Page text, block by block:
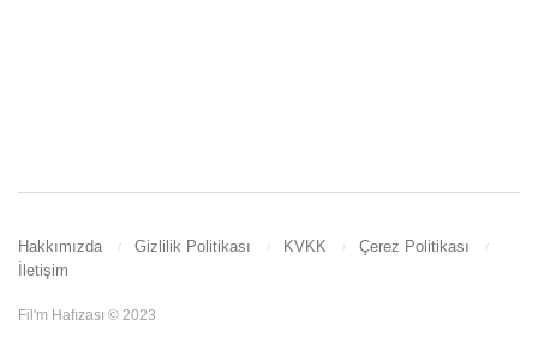
Hakkımızda Gizlilik Politikası KVKK
Çerez Politikası
İletişim
Fil'm Hafızası © 2023